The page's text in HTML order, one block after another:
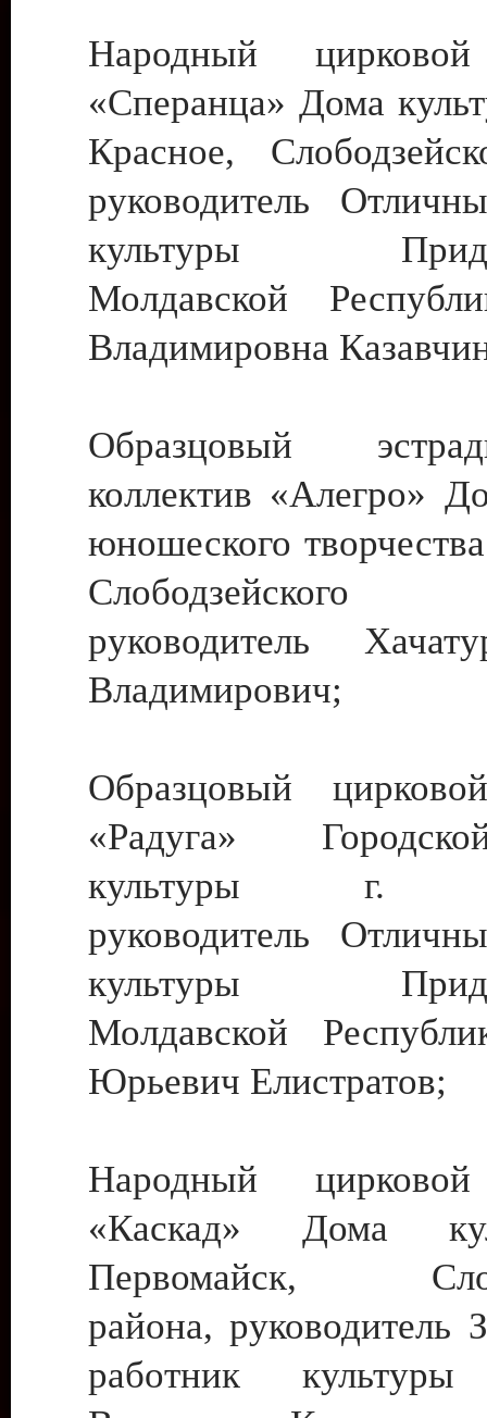
Народный цирковой
«Сперанца» Дома
Красное,
руководитель
культуры
Молдавской
Владимировна
Образцовый
коллектив «Алегро»
юношеского
руководитель
Владимирович;
Образцовый
«Радуга»
культуры г.
руководитель
культуры
Молдавской
Юрьевич Елистратов;
Народный цирковой
«Каскад» Дома
Первомайск,
района, руководитель
работник культуры